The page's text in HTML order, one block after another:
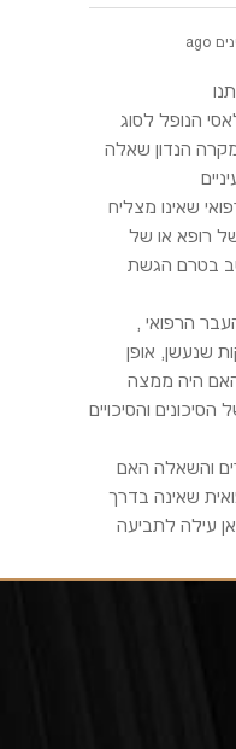
הנופל לסוג
הנדון שאלה
שאינו מצליח
רופא או של
בטרם הגשת
הרפואי ,
שנעשן, אופן
האם היה ממצה
והסיכויים
והשאלה האם
שאינה בדרך
עילה לתביעה